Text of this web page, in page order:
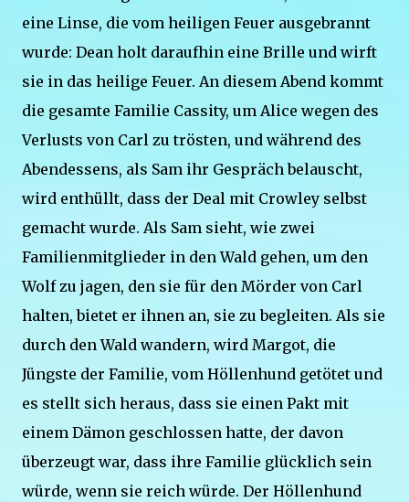
eine Linse, die vom heiligen Feuer ausgebrannt
wurde: Dean holt daraufhin eine Brille und wirft
sie in das heilige Feuer. An diesem Abend kommt
die gesamte Familie Cassity, um Alice wegen des
Verlusts von Carl zu trösten, und während des
Abendessens, als Sam ihr Gespräch belauscht,
wird enthüllt, dass der Deal mit Crowley selbst
gemacht wurde. Als Sam sieht, wie zwei
Familienmitglieder in den Wald gehen, um den
Wolf zu jagen, den sie für den Mörder von Carl
halten, bietet er ihnen an, sie zu begleiten. Als sie
durch den Wald wandern, wird Margot, die
Jüngste der Familie, vom Höllenhund getötet und
es stellt sich heraus, dass sie einen Pakt mit
einem Dämon geschlossen hatte, der davon
überzeugt war, dass ihre Familie glücklich sein
würde, wenn sie reich würde. Der Höllenhund